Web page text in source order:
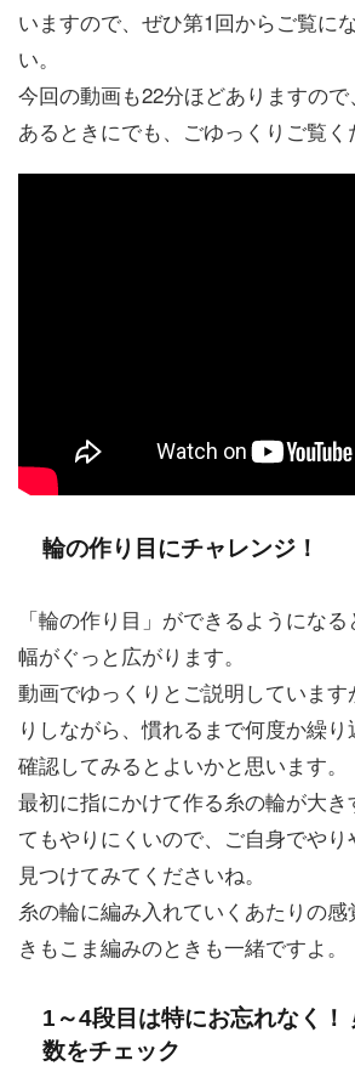
いますので、ぜひ第1回からご覧に
い。
今回の動画も22分ほどありますので
あるときにでも、ごゆっくりご覧く
輪の作り目にチャレンジ！
「輪の作り目」ができるようにな
幅がぐっと広がります。
動画でゆっくりとご説明していま
りしながら、慣れるまで何度か繰
確認してみるとよいかと思います。
最初に指にかけて作る糸の輪が大
てもやりにくいので、ご自身でや
見つけてみてくださいね。
糸の輪に編み入れていくあたりの
きもこま編みのときも一緒ですよ。
1～4段目は特にお忘れなく！
数をチェック